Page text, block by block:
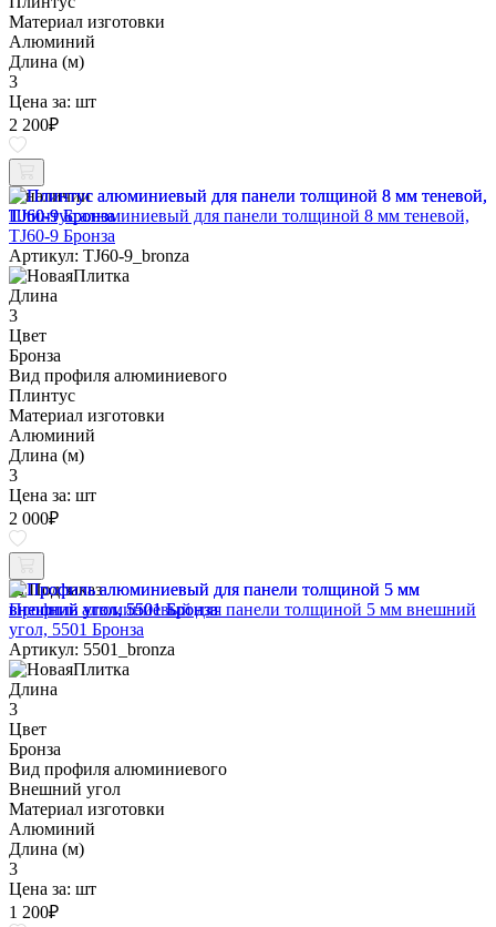
Материал изготовки
Алюминий
Длина (м)
3
Цена за: шт
2 200₽
В наличии
Плинтус алюминиевый для панели толщиной 8 мм теневой,
TJ60-9 Бронза
Артикул: TJ60-9_bronza
Длина
3
Цвет
Бронза
Вид профиля алюминиевого
Плинтус
Материал изготовки
Алюминий
Длина (м)
3
Цена за: шт
2 000₽
Под заказ
Профиль алюминиевый для панели толщиной 5 мм внешний
угол, 5501 Бронза
Артикул: 5501_bronza
Длина
3
Цвет
Бронза
Вид профиля алюминиевого
Внешний угол
Материал изготовки
Алюминий
Длина (м)
3
Цена за: шт
1 200₽